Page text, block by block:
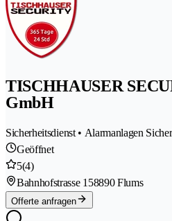
TISCHHAUSER
GmbH
Sicherheitsdienst • Alarmanlagen
Geöffnet
5(4)
Bahnhofstrasse 158890 Flums
Offerte anfragen